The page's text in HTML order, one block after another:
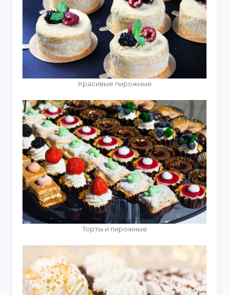
Красивые пирожные
Торты и пирожные